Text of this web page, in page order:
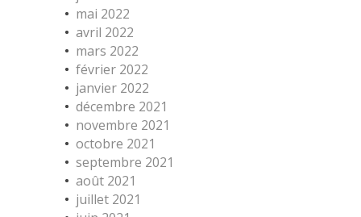
mai 2022
avril 2022
mars 2022
février 2022
janvier 2022
décembre 2021
novembre 2021
octobre 2021
septembre 2021
août 2021
juillet 2021